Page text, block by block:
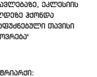
ეკლესიის
ჰქონდა
თავისი